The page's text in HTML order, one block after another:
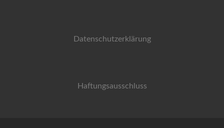
Datenschutzerklärung
Haftungsausschluss